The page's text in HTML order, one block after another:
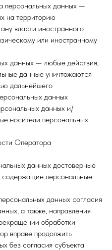
персональных данных —
на территорию
власти иностранного
или иностранному
данных — любые действия,
данные уничтожаются
дальнейшего
данных
данных и/
носители персональных
Оператора
данных достоверные
персональные
данных согласия
а также, направления
обработки
вправе продолжить
без согласия субъекта